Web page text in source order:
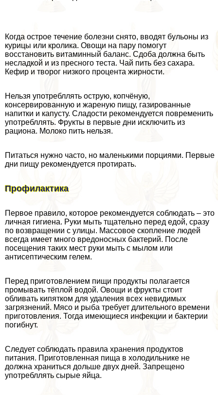
Когда острое течение болезни снято, вводят бульоны из
курицы или кролика. Овощи на пару помогут
восстановить витаминный баланс. Сдоба должна быть
несладкой и из пресного теста. Чай пить без сахара.
Кефир и творог низкого процента жирности.
Нельзя употрeбллять острую, копчёную,
консервированную и жареную пищу, газированные
напитки и капусту. Сладости рекомендуется повременить
употрeбллять. Фрукты в первые дни исключить из
рациона. Молоко пить нельзя.
Питаться нужно часто, но маленькими порциями. Первые
дни пищу рекомендуется протирать.
Профилактика
Первое правило, которое рекомендуется соблюдать – это
личная гигиена. Руки мыть тщательно перед едой, сразу
по возвращении с улицы. Массовое скопление людей
всегда имеет много вредоносных бактерий. После
посещения таких мест руки мыть с мылом или
антисептическим гелем.
Перед приготовлением пищи продукты полагается
промывать тёплой водой. Овощи и фрукты стоит
обливать кипятком для удаления всех невидимых
загрязнений. Мясо и рыба требует длительного времени
приготовления. Тогда имеющиеся инфекции и бактерии
погибнут.
Следует соблюдать правила хранения продуктов
питания. Приготовленная пища в холодильнике не
должна храниться дольше двух дней. Запрещено
употрeбллять сырые яйца.